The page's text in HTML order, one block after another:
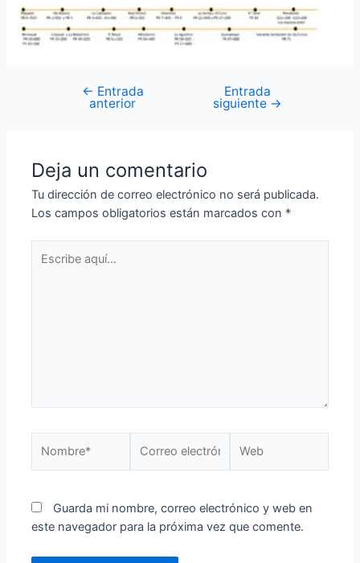
← Entrada
anterior
Entrada
siguiente →
Deja un comentario
Tu dirección de correo electrónico no será publicada.
Los campos obligatorios están marcados con *
Guarda mi nombre, correo electrónico y web en
este navegador para la próxima vez que comente.